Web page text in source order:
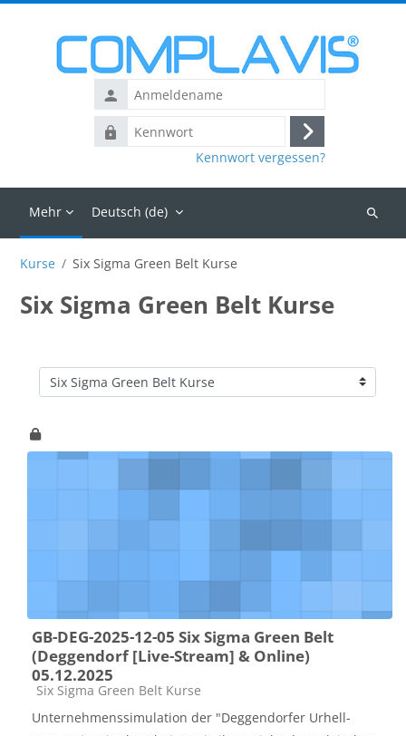
Anmeldename
Kennwort
Login
Kennwort vergessen?
Mehr Deutsch ‎(de)‎
Kurse
Kurse Six Sigma Green Belt Kurse
Six Sigma Green Belt Kurse
Kursbereiche
GB-DEG-2025-12-05 Six Sigma Green Belt
(Deggendorf [Live-Stream] & Online)
05.12.2025
Kursbereich
Six Sigma Green Belt Kurse
Unternehmenssimulation der "Deggendorfer Urhell-